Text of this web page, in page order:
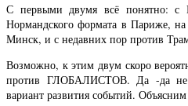
С первыми двумя всё понятно: с
Нормандского формата в Париже, на
Минск, и с недавних пор против
Возможно, к этим двум скоро
против ГЛОБАЛИСТОВ. Да -да не
вариант развития событий.